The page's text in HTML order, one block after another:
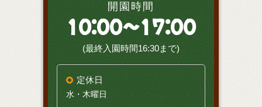
開園時間
10:00～17:00
(最終入園時間16:30まで)
定休日
水・木曜日